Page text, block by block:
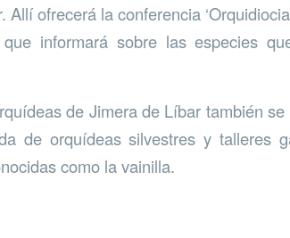
ofrecerá la conferencia
informará sobre las especies
de Jimera de Líbar también
de orquídeas silvestres y talleres
como la vainilla.